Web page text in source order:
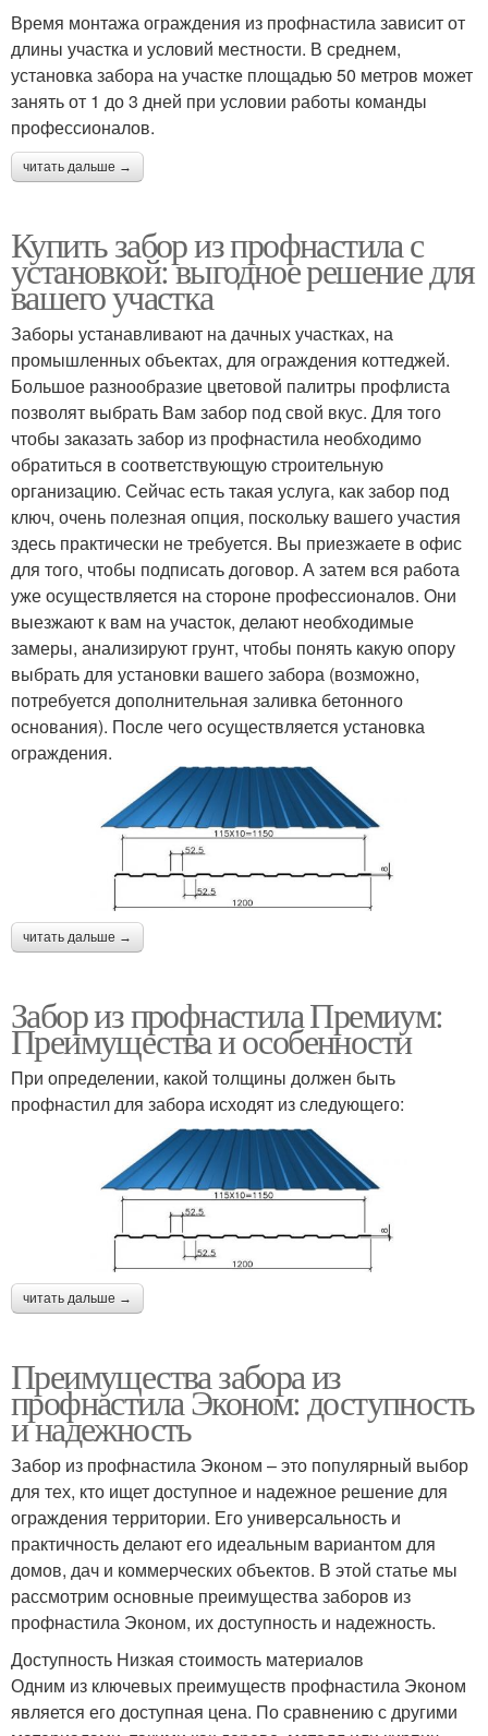
Время монтажа ограждения из профнастила зависит от
длины участка и условий местности. В среднем,
установка забора на участке площадью 50 метров может
занять от 1 до 3 дней при условии работы команды
профессионалов.
читать дальше →
Купить забор из профнастила с
установкой: выгодное решение для
вашего участка
Заборы устанавливают на дачных участках, на
промышленных объектах, для ограждения коттеджей.
Большое разнообразие цветовой палитры профлиста
позволят выбрать Вам забор под свой вкус. Для того
чтобы заказать забор из профнастила необходимо
обратиться в соответствующую строительную
организацию. Сейчас есть такая услуга, как забор под
ключ, очень полезная опция, поскольку вашего участия
здесь практически не требуется. Вы приезжаете в офис
для того, чтобы подписать договор. А затем вся работа
уже осуществляется на стороне профессионалов. Они
выезжают к вам на участок, делают необходимые
замеры, анализируют грунт, чтобы понять какую опору
выбрать для установки вашего забора (возможно,
потребуется дополнительная заливка бетонного
основания). После чего осуществляется установка
ограждения.
читать дальше →
Забор из профнастила Премиум:
Преимущества и особенности
При определении, какой толщины должен быть
профнастил для забора исходят из следующего:
читать дальше →
Преимущества забора из
профнастила Эконом: доступность
и надежность
Забор из профнастила Эконом – это популярный выбор
для тех, кто ищет доступное и надежное решение для
ограждения территории. Его универсальность и
практичность делают его идеальным вариантом для
домов, дач и коммерческих объектов. В этой статье мы
рассмотрим основные преимущества заборов из
профнастила Эконом, их доступность и надежность.
Доступность Низкая стоимость материалов
Одним из ключевых преимуществ профнастила Эконом
является его доступная цена. По сравнению с другими